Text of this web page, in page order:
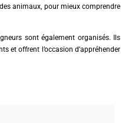
animaux, pour mieux comprendre
sont également organisés. Ils
et offrent l’occasion d’appréhender